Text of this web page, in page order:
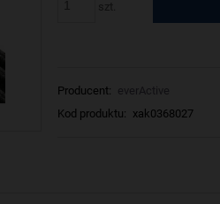
Producent: everActive
Kod produktu: xak0368027